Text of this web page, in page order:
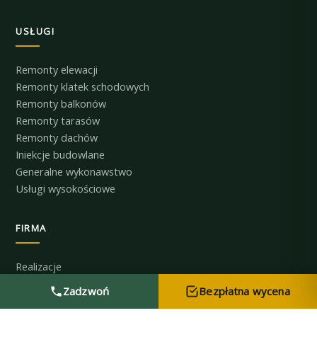
USŁUGI
Remonty elewacji
Remonty klatek schodowych
Remonty balkonów
Remonty tarasów
Remonty dachów
Iniekcje budowlane
Generalne wykonawstwo
Usługi wysokościowe
FIRMA
Realizacje
Referencje
Certyfikaty
Zadzwoń Bezpłatna wycena